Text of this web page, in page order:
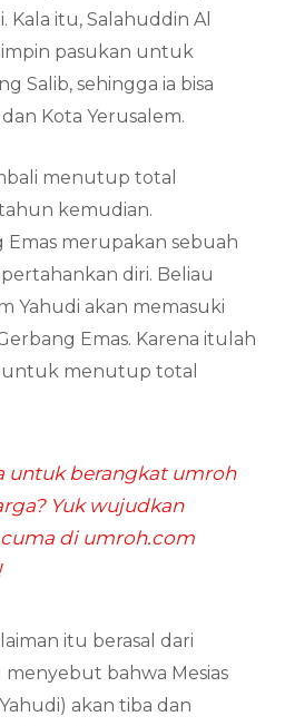
Kala itu, Salahuddin Al
pasukan untuk
Salib, sehingga ia bisa
Kota Yerusalem.
menutup total
kemudian.
merupakan sebuah
diri. Beliau
Yahudi akan memasuki
Emas. Karena itulah
menutup total
untuk berangkat umroh
Yuk wujudkan
di umroh.com
itu berasal dari
menyebut bahwa Mesias
akan tiba dan